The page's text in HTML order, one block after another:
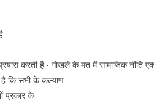
करती है:- गोखले के मत में सामाजिक नीति
है कि सभी के कल्याण
प्रकार के